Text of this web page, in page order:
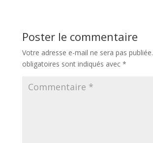
Poster le commentaire
Votre adresse e-mail ne sera pas publiée.
obligatoires sont indiqués avec *